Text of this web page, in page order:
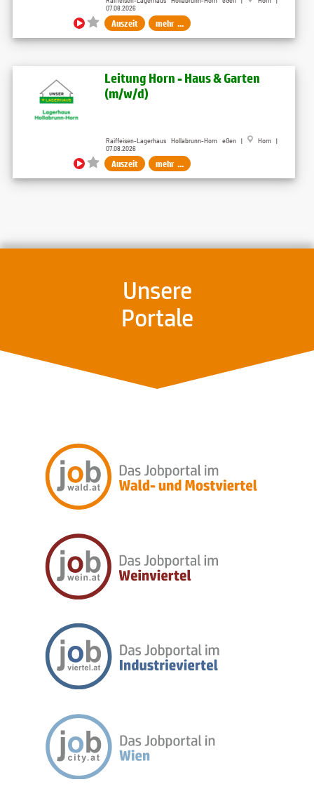
07.08.2026
Auszeit mehr ...
Leitung Horn - Haus & Garten
(m/w/d)
Raiffeisen-Lagerhaus Hollabrunn-Horn eGen |
Horn |
07.08.2026
Auszeit mehr ...
Unsere
Portale